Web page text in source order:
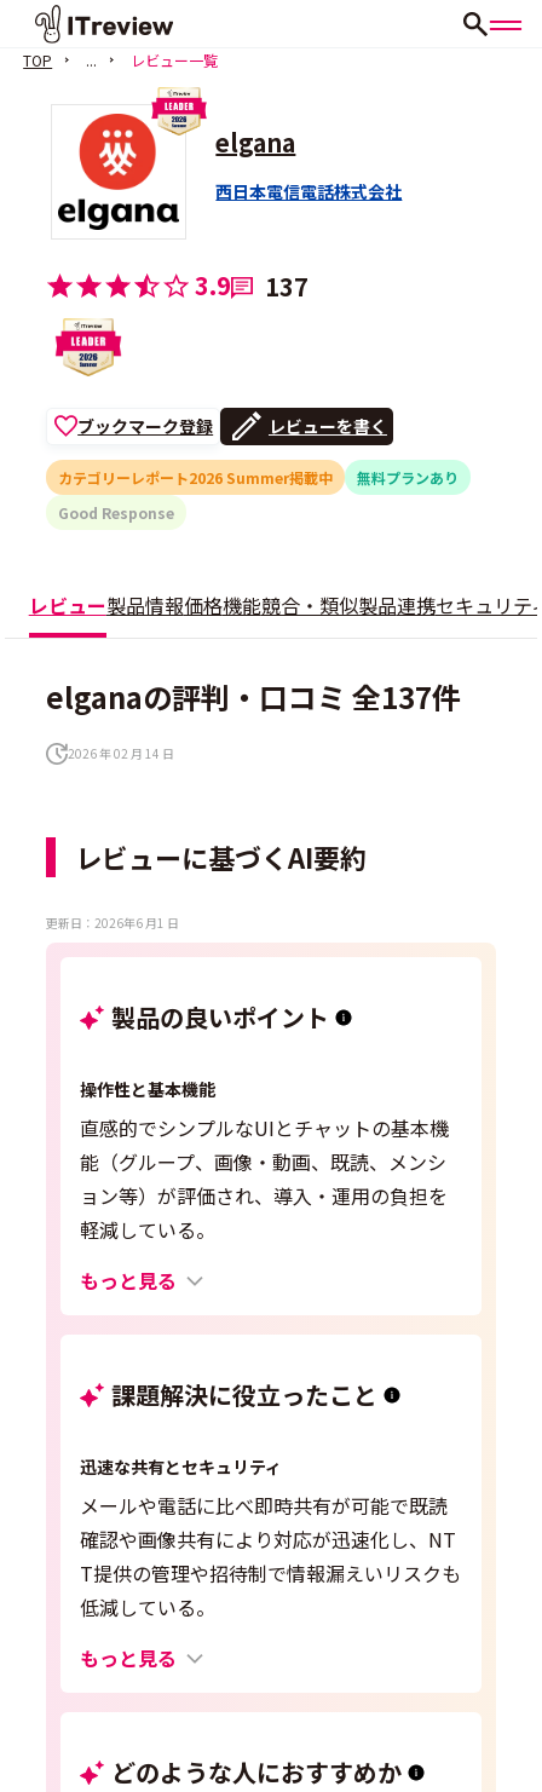
TOP ... レビュー一覧
elgana
西日本電信電話株式会社
3.9 137
ブックマーク登録 レビューを書く
カテゴリーレポート2026 Summer掲載中
無料プランあり
Good Response
レビュー製品情報価格機能競合・類似製品連携セキュリテ
elganaの評判・口コミ 全137件
2026 年 02 月 14 日
レビューに基づくAI要約
更新日：2026年6 月1 日
製品の良いポイント
操作性と基本機能
直感的でシンプルなUIとチャットの基本機
能（グループ、画像・動画、既読、メンシ
ョン等）が評価され、導入・運用の負担を
軽減している。
もっと見る
課題解決に役立ったこと
迅速な共有とセキュリティ
メールや電話に比べ即時共有が可能で既読
確認や画像共有により対応が迅速化し、NT
T提供の管理や招待制で情報漏えいリスクも
低減している。
もっと見る
どのような人におすすめか